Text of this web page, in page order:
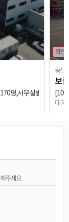
평,사무실별도
확인
충남
보
대지
0**-****-****